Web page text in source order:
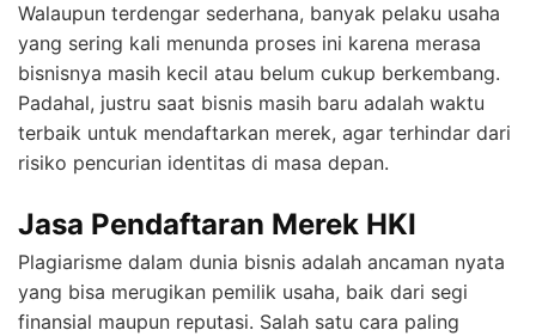
Walaupun terdengar sederhana, banyak pelaku usaha
yang sering kali menunda proses ini karena merasa
bisnisnya masih kecil atau belum cukup berkembang.
Padahal, justru saat bisnis masih baru adalah waktu
terbaik untuk mendaftarkan merek, agar terhindar dari
risiko pencurian identitas di masa depan.
Jasa Pendaftaran Merek HKI
Plagiarisme dalam dunia bisnis adalah ancaman nyata
yang bisa merugikan pemilik usaha, baik dari segi
finansial maupun reputasi. Salah satu cara paling